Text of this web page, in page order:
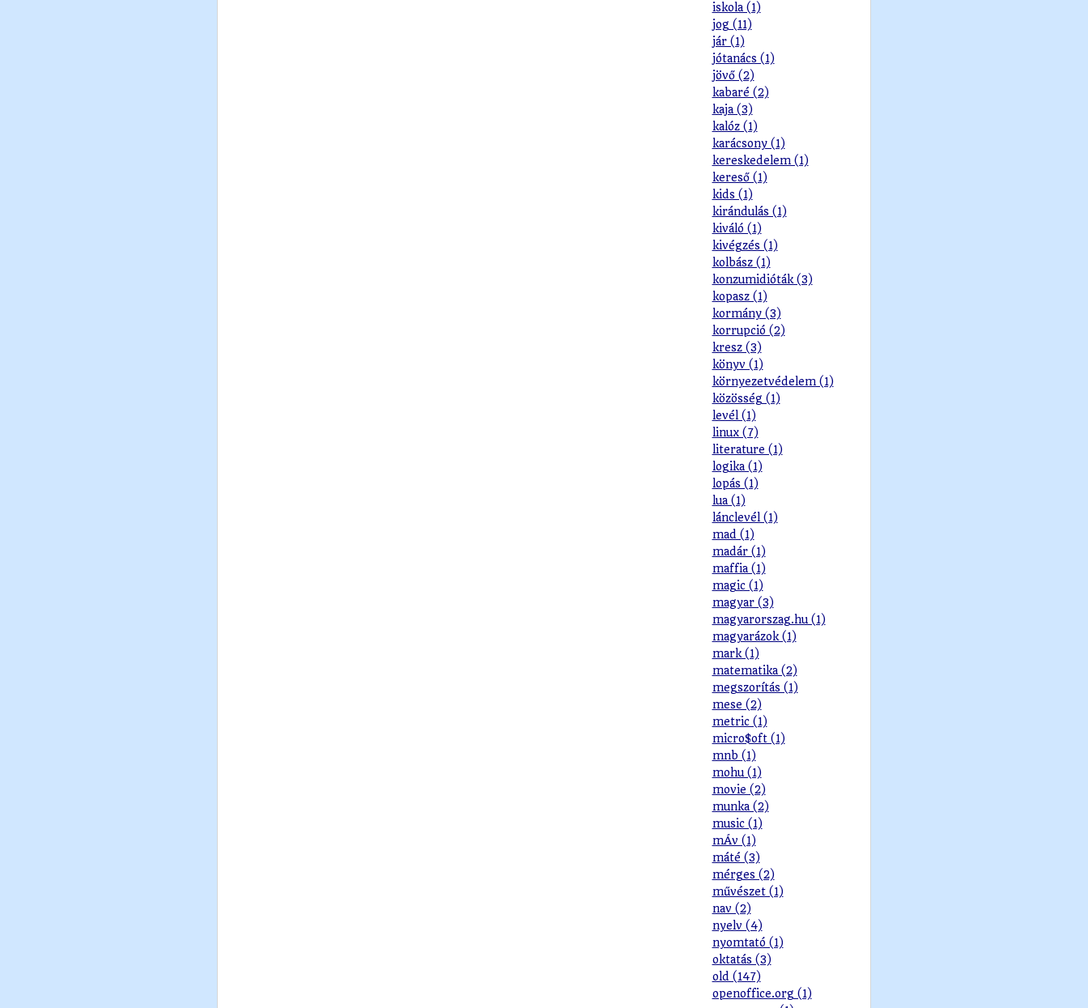
iskola (1)
jog (11)
jár (1)
jótanács (1)
jövő (2)
kabaré (2)
kaja (3)
kalóz (1)
karácsony (1)
kereskedelem (1)
kereső (1)
kids (1)
kirándulás (1)
kiváló (1)
kivégzés (1)
kolbász (1)
konzumidióták (3)
kopasz (1)
kormány (3)
korrupció (2)
kresz (3)
könyv (1)
környezetvédelem (1)
közösség (1)
levél (1)
linux (7)
literature (1)
logika (1)
lopás (1)
lua (1)
lánclevél (1)
mad (1)
madár (1)
maffia (1)
magic (1)
magyar (3)
magyarorszag.hu (1)
magyarázok (1)
mark (1)
matematika (2)
megszorítás (1)
mese (2)
metric (1)
micro$oft (1)
mnb (1)
mohu (1)
movie (2)
munka (2)
music (1)
mÁv (1)
máté (3)
mérges (2)
művészet (1)
nav (2)
nyelv (4)
nyomtató (1)
oktatás (3)
old (147)
openoffice.org (1)